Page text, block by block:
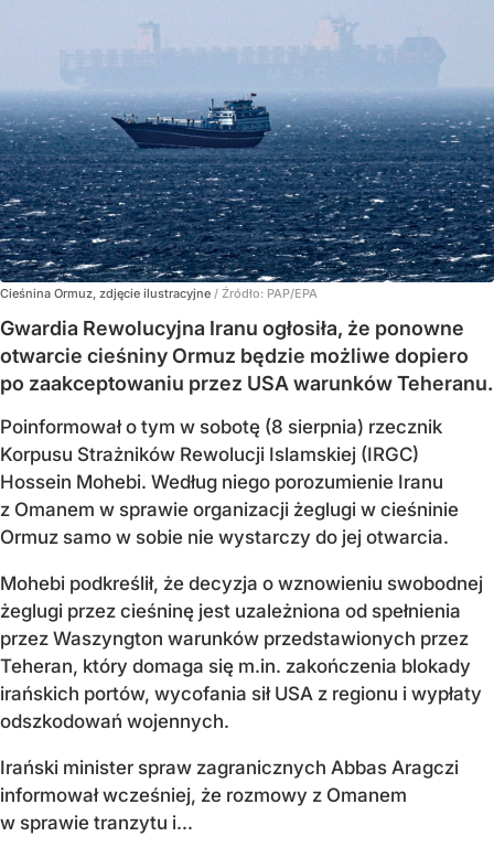
Cieśnina Ormuz, zdjęcie ilustracyjne / Źródło: PAP/EPA
Gwardia Rewolucyjna Iranu ogłosiła, że ponowne
otwarcie cieśniny Ormuz będzie możliwe dopiero
po zaakceptowaniu przez USA warunków Teheranu.
Poinformował o tym w sobotę (8 sierpnia) rzecznik
Korpusu Strażników Rewolucji Islamskiej (IRGC)
Hossein Mohebi. Według niego porozumienie Iranu
z Omanem w sprawie organizacji żeglugi w cieśninie
Ormuz samo w sobie nie wystarczy do jej otwarcia.
Mohebi podkreślił, że decyzja o wznowieniu swobodnej
żeglugi przez cieśninę jest uzależniona od spełnienia
przez Waszyngton warunków przedstawionych przez
Teheran, który domaga się m.in. zakończenia blokady
irańskich portów, wycofania sił USA z regionu i wypłaty
odszkodowań wojennych.
Irański minister spraw zagranicznych Abbas Aragczi
informował wcześniej, że rozmowy z Omanem
w sprawie tranzytu i...